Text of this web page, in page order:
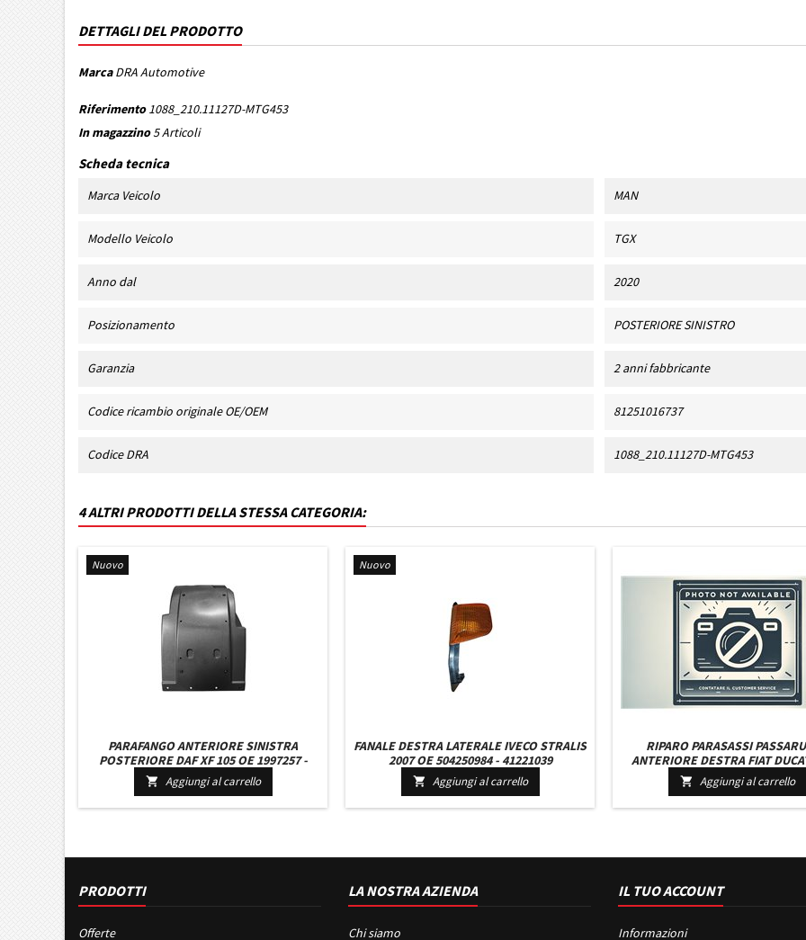
DETTAGLI DEL PRODOTTO
Marca DRA Automotive
Riferimento 1088_210.11127D-MTG453
In magazzino5 Articoli
Scheda tecnica
Marca Veicolo MAN
Modello Veicolo TGX
Anno dal 2020
Posizionamento POSTERIORE SINISTRO
Garanzia 2 anni fabbricante
Codice ricambio originale OE/OEM 81251016737
Codice DRA 1088_210.11127D-MTG453
4 ALTRI PRODOTTI DELLA STESSA CATEGORIA:
Nuovo
PARAFANGO ANTERIORE SINISTRA
POSTERIORE DAF XF 105 OE 1997257 -
2042656 - 1388016 - 1659257 CON
PARASPRUZZI
 Aggiungi al carrello
Nuovo
FANALE DESTRA LATERALE IVECO STRALIS
2007 OE 504250984 - 41221039
 Aggiungi al carrello
RIPARO PARASASSI
ANTERIORE DESTRA FIAT
2006 IN POI
 Aggiungi al carrello
PRODOTTI
Offerte
LA NOSTRA AZIENDA
Chi siamo
IL TUO ACCOUNT
Informazioni